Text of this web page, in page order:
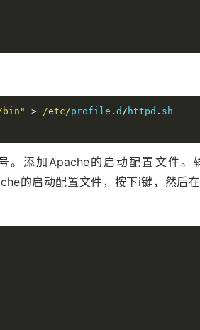
bin" > /etc/profile . d / httpd . sh
。添加Apache的启动配置文件。
的启动配置文件，按下i键，然后